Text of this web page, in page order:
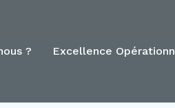
? Excellence